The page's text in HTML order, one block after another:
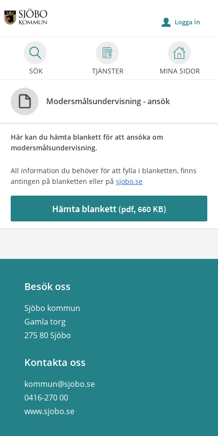
Välkommen
till
kommun
SÖK TJÄNSTER MINA SIDOR
u Logga in
Modersmålsundervisning - ansök
Här kan du hämta blankett för att ansöka om
modersmålsundervisning.
All information du behöver för att fylla i blanketten, finns
antingen på blanketten eller påsjobo.se
Hämta blankett(pdf, 660 KB)
Besök oss
Sjöbo kommun
Gamla torg
275 80 Sjöbo
Kontakta oss
kommun@sjobo.se
0416-270 00
www.sjobo.se